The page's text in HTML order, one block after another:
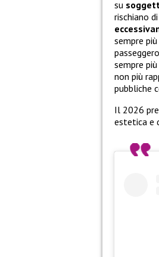
su
rischiano
sempre
sempre
non più
pubbliche
Il 2026
estetica e